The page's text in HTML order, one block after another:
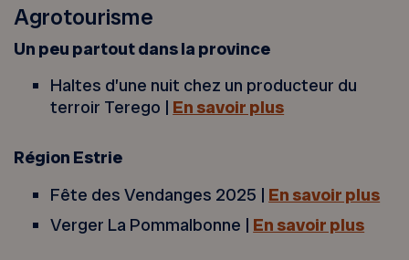
Agrotourisme
Un peu partout dans la province
Haltes d’une nuit chez un producteur du
terroir Terego | En savoir plus
Région Estrie
Fête des Vendanges 2025 | En savoir plus
Verger La Pommalbonne | En savoir plus